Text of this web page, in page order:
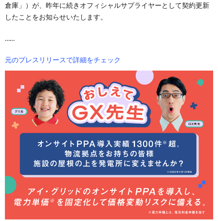
倉庫」）が、昨年に続きオフィシャルサプライヤーとして契約更新
したことをお知らせいたします。
……
元のプレスリリースで詳細をチェック